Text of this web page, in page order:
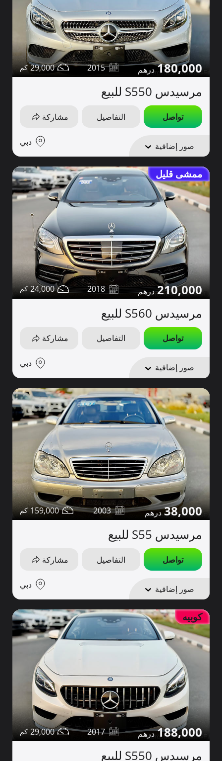
180,000
2015
29,000
مرسيدس S550 للبيع
تواصل التفاصيل مشاركة
صور إضافية دبي
ممشى قليل
210,000
2018
24,000
مرسيدس S560 للبيع
تواصل التفاصيل مشاركة
صور إضافية دبي
38,000
2003
159,000
مرسيدس S55 للبيع
تواصل التفاصيل مشاركة
صور إضافية دبي
كوبيه
188,000
2017
29,000
مرسيدس S550 للبيع